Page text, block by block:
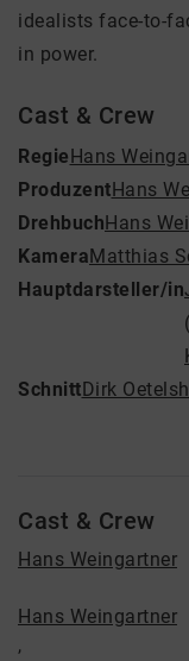
idealists face-to-
in power.
Cast & Crew
RegieHans
ProduzentHans
DrehbuchHans
KameraMatthias
Hauptdarsteller/in
SchnittDirk
Cast & Crew
Hans Weingartner
Hans Weingartner
,